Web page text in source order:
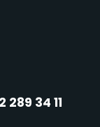
289 34 11